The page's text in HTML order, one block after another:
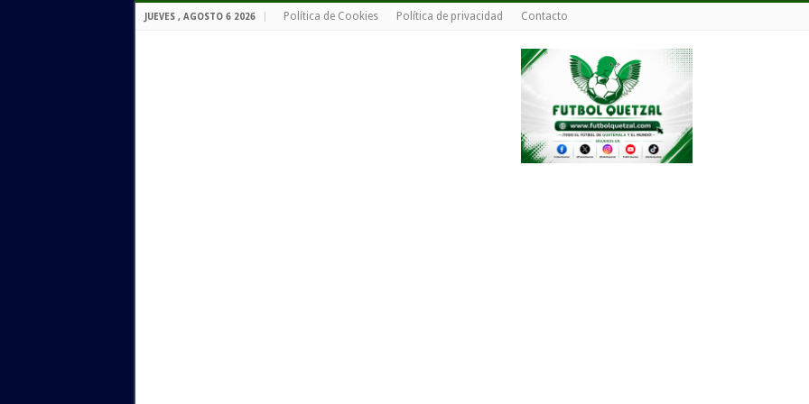
JUEVES , AGOSTO 6 2026 Política de Cookies Política de privacidad Contacto